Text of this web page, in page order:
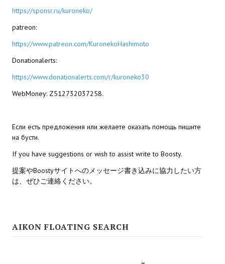
Fallout 3
Kingdoms of Amalur: Reckoning
Mass Effect Andromeda
Neverwinter Nights 1
Sims 3
Star Wars Jedi Knight: Dark Force II
Star Wars Knights of the Old Republic 2
https://sponsr.ru/kuroneko/
patreon:
https://www.patreon.com/KuronekoHashimoto
Donationalerts:
https://www.donationalerts.com/r/kuroneko30
WebMoney: Z512732037258.
Если есть предложения или желаете оказать помощь пишите
на бусти.
If you have suggestions or wish to assist write to Boosty.
提案やBoostyサイトへのメッセージ書き込みに協力したい方
は、ぜひご連絡ください。
AIKON FLOATING SEARCH